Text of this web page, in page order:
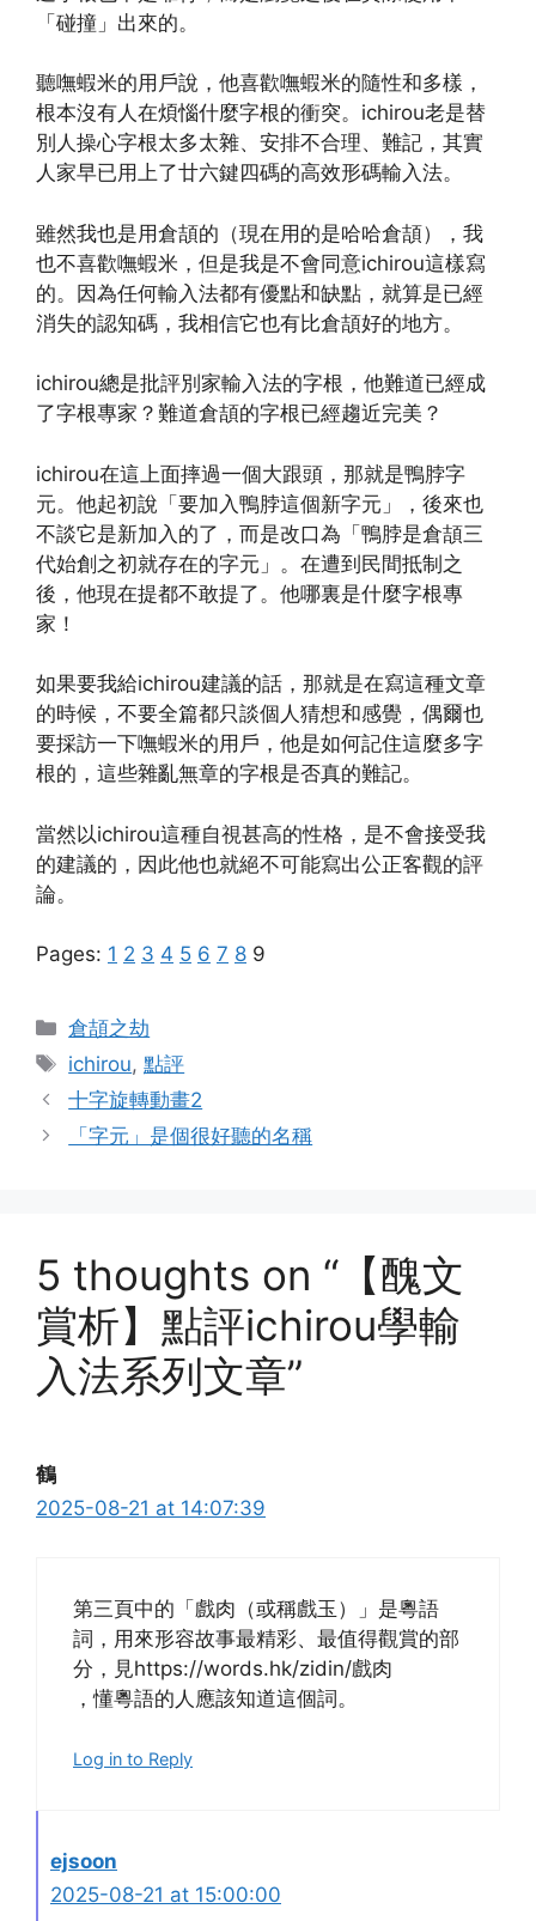
「碰撞」出來的。
聽嘸蝦米的用戶說，他喜歡嘸蝦米的隨性和多樣，
根本沒有人在煩惱什麼字根的衝突。ichirou老是替
別人操心字根太多太雜、安排不合理、難記，其實
人家早已用上了廿六鍵四碼的高效形碼輸入法。
雖然我也是用倉頡的（現在用的是哈哈倉頡），我
也不喜歡嘸蝦米，但是我是不會同意ichirou這樣寫
的。因為任何輸入法都有優點和缺點，就算是已經
消失的認知碼，我相信它也有比倉頡好的地方。
ichirou總是批評別家輸入法的字根，他難道已經成
了字根專家？難道倉頡的字根已經趨近完美？
ichirou在這上面摔過一個大跟頭，那就是鴨脖字
元。他起初說「要加入鴨脖這個新字元」，後來也
不談它是新加入的了，而是改口為「鴨脖是倉頡三
代始創之初就存在的字元」。在遭到民間抵制之
後，他現在提都不敢提了。他哪裏是什麼字根專
家！
如果要我給ichirou建議的話，那就是在寫這種文章
的時候，不要全篇都只談個人猜想和感覺，偶爾也
要採訪一下嘸蝦米的用戶，他是如何記住這麼多字
根的，這些雜亂無章的字根是否真的難記。
當然以ichirou這種自視甚高的性格，是不會接受我
的建議的，因此他也就絕不可能寫出公正客觀的評
論。
Pages: 1 2 3 4 5 6 7 8 9
Categories
倉頡之劫
Tags
ichirou,點評
十字旋轉動畫2
「字元」是個很好聽的名稱
5 thoughts on “【醜文
賞析】點評ichirou學輸
入法系列文章”
鶴
2025-08-21 at 14:07:39
第三頁中的「戲肉（或稱戲玉）」是粵語
詞，用來形容故事最精彩、最值得觀賞的部
分，見https://words.hk/zidin/戲肉
，懂粵語的人應該知道這個詞。
Log in to Reply
ejsoon
2025-08-21 at 15:00:00